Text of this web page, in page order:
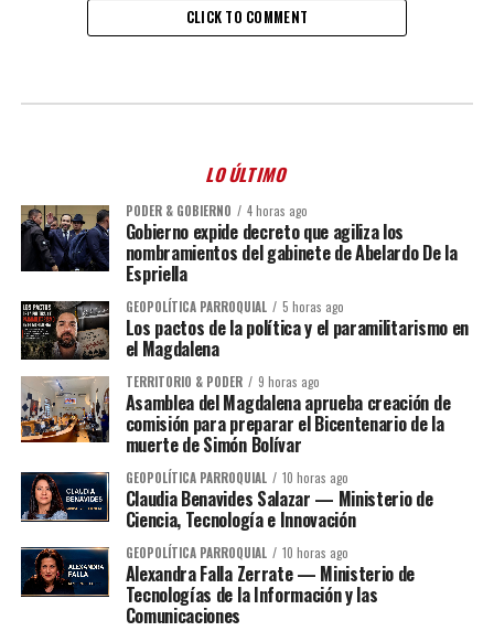
CLICK TO COMMENT
LO ÚLTIMO
PODER & GOBIERNO 4 horas ago
Gobierno expide decreto que agiliza los
nombramientos del gabinete de Abelardo De la
Espriella
GEOPOLÍTICA PARROQUIAL 5 horas ago
Los pactos de la política y el paramilitarismo en
el Magdalena
TERRITORIO & PODER 9 horas ago
Asamblea del Magdalena aprueba creación de
comisión para preparar el Bicentenario de la
muerte de Simón Bolívar
GEOPOLÍTICA PARROQUIAL 10 horas ago
Claudia Benavides Salazar — Ministerio de
Ciencia, Tecnología e Innovación
GEOPOLÍTICA PARROQUIAL 10 horas ago
Alexandra Falla Zerrate — Ministerio de
Tecnologías de la Información y las
Comunicaciones